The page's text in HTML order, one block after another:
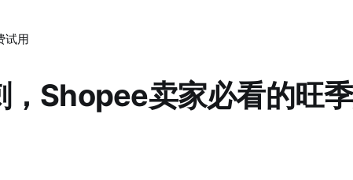
试用
，Shopee卖家必看的旺